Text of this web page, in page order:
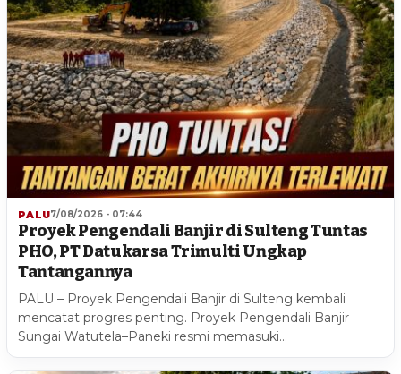
PALU7/08/2026 - 07:44
Proyek Pengendali Banjir di Sulteng Tuntas
PHO, PT Datukarsa Trimulti Ungkap
Tantangannya
PALU – Proyek Pengendali Banjir di Sulteng kembali
mencatat progres penting. Proyek Pengendali Banjir
Sungai Watutela–Paneki resmi memasuki…